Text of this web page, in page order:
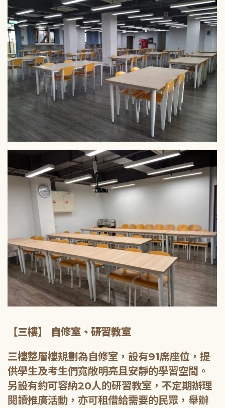
【三樓】 自修室、研習教室
三樓整層樓規劃為自修室，設有91席座位，提
供學生及考生們寬敞明亮且安靜的學習空間。
另設有約可容納20人的研習教室，不定期辦理
閱讀推廣活動，亦可租借給需要的民眾，舉辦